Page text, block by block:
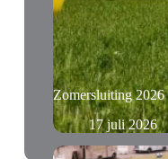
Zomersluiting 2026
17 juli 2026